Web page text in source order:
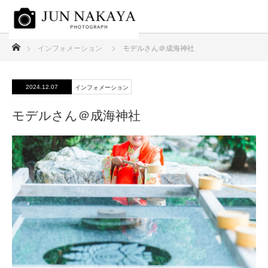
インフォメーション モデルさん＠成海神社
2024.12.07 インフォメーション
モデルさん＠成海神社